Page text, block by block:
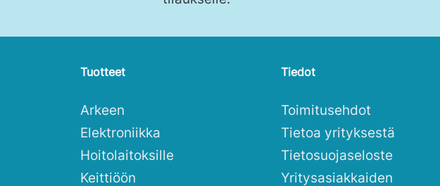
Tuotteet
Arkeen
Elektroniikka
Hoitolaitoksille
Keittiöön
Tiedot
Toimitusehdot
Tietoa yrityksestä
Tietosuojaseloste
Yritysasiakkaiden